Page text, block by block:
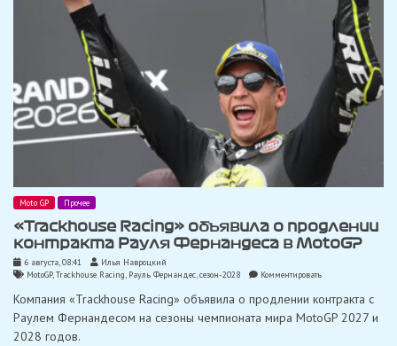
Moto GP Прочее
«Trackhouse Racing» объявила о продлении
контракта Рауля Фернандеса в MotoGP
6 августа, 08:41
Илья Навроцкий
MotoGP,Trackhouse Racing, Рауль Фернандес,сезон-2028 Комментироватьon
Racing»
объявила
о
Компания «Trackhouse Racing» объявила о продлении контракта с
Раулем Фернандесом на сезоны чемпионата мира MotoGP 2027 и
2028 годов.